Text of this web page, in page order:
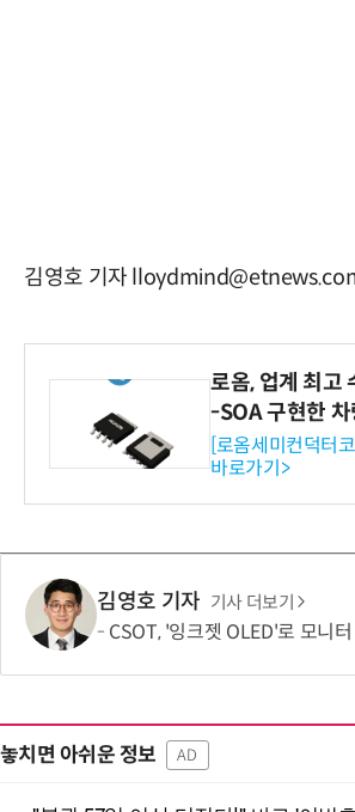
김영호 기자
로옴, 업계 최고
-SOA 구현한
ET 개발
[로옴세미컨덕터
바로가기>
김영호 기자 기사 더보기
CSOT, '잉크젯 OLED'로 모니터·노트북 공략 본격
놓치면 아쉬운 정보 AD